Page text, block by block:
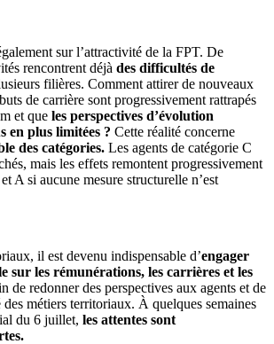
sur l’attractivité de la FPT. De
rencontrent déjà des difficultés de
filières. Comment attirer de nouveaux
de carrière sont progressivement rattrapés
et que les perspectives d’évolution
en plus limitées ? Cette réalité concerne
des catégories. Les agents de catégorie C
mais les effets remontent progressivement
A si aucune mesure structurelle n’est
il est devenu indispensable d’engager
sur les rémunérations, les carrières et les
de redonner des perspectives aux agents et de
des métiers territoriaux. À quelques semaines
du 6 juillet, les attentes sont